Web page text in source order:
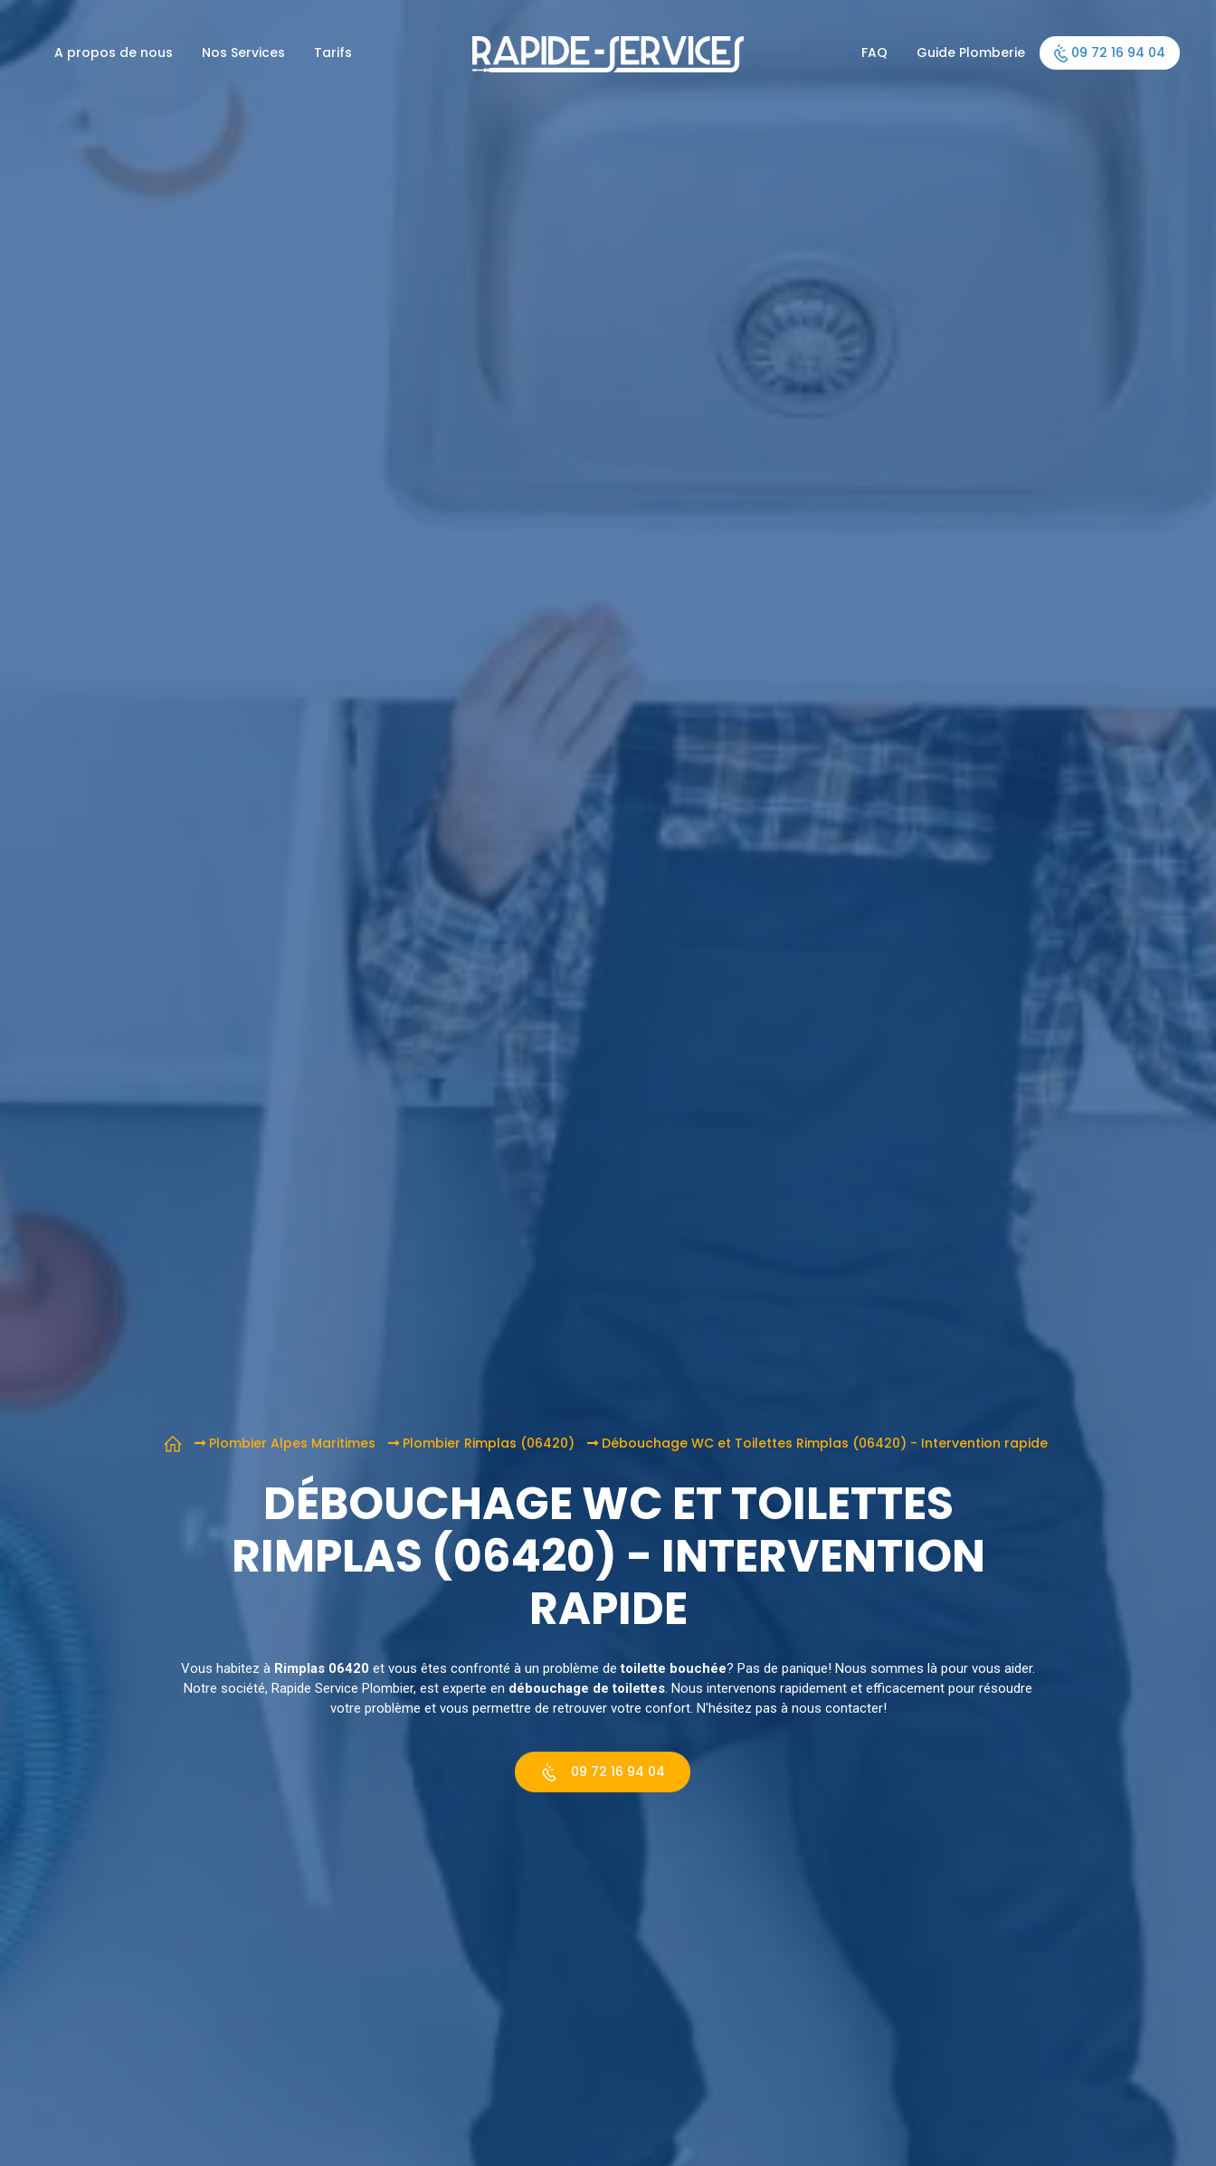
A propos de nous Nos Services Tarifs FAQ Guide Plomberie 09 72 16 94 04
Plombier Alpes Maritimes Plombier Rimplas (06420) Débouchage WC et Toilettes Rimplas (06420) - Intervention rapide
DÉBOUCHAGE WC ET TOILETTES
RIMPLAS (06420) - INTERVENTION
RAPIDE
Vous habitez à Rimplas 06420 et vous êtes confronté à un problème detoilette bouchée? Pas de panique! Nous sommes là pour vous aider.
Notre société, Rapide Service Plombier, est experte en débouchage de toilettes. Nous intervenons rapidement et efficacement pour résoudre
votre problème et vous permettre de retrouver votre confort. N'hésitez pas à nous contacter!
09 72 16 94 04